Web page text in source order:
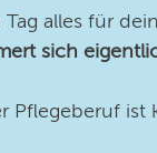
alles für
sich
Pflegeberuf ist